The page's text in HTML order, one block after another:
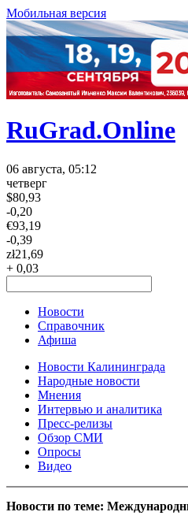
Мобильная версия
RuGrad.Online
06 августа, 05:12
четверг
$80,93
-0,20
€93,19
-0,39
zł21,69
+ 0,03
Новости
Справочник
Афиша
Новости Калининграда
Народные новости
Мнения
Интервью и аналитика
Пресс-релизы
Обзор СМИ
Опросы
Видео
Новости по теме: